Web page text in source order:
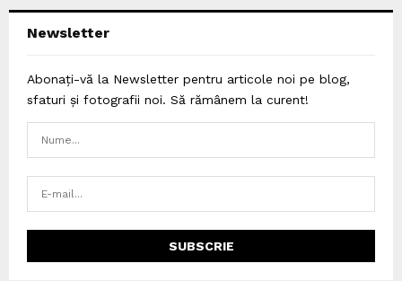
Newsletter
Abonați-vă la Newsletter pentru articole noi pe blog,
sfaturi și fotografii noi. Să rămânem la curent!